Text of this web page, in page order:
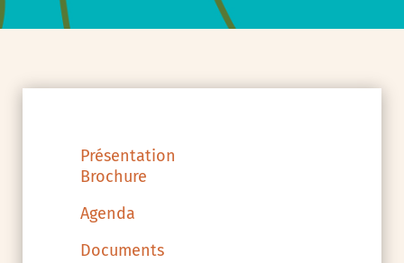
Présentation
Brochure
Agenda
Documents